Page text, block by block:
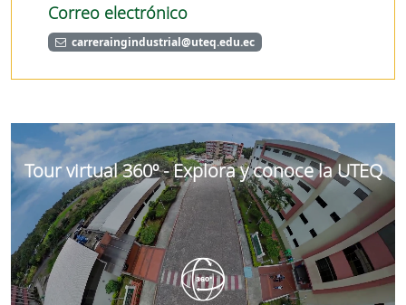
Correo electrónico
carreraingindustrial@uteq.edu.ec
Tour virtual 360º - Explora y conoce la UTEQ